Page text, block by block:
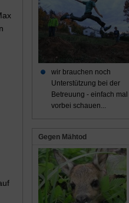
wir brauchen noch
Unterstützung bei der
Betreuung - einfach mal
vorbei schauen...
Gegen Mähtod